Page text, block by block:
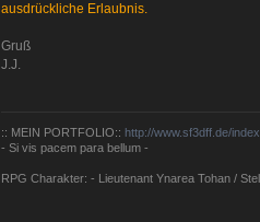
ausdrückliche Erlaubnis.
Gruß
J.J.
:: MEIN PORTFOLIO:: http://www.sf3dff.de/
- Si vis pacem para bellum -
RPG Charakter: - Lieutenant Ynarea Tohan /